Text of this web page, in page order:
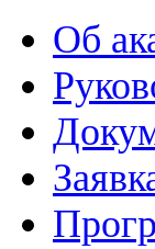
Об